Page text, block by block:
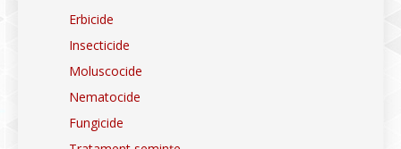
Erbicide
Insecticide
Moluscocide
Nematocide
Fungicide